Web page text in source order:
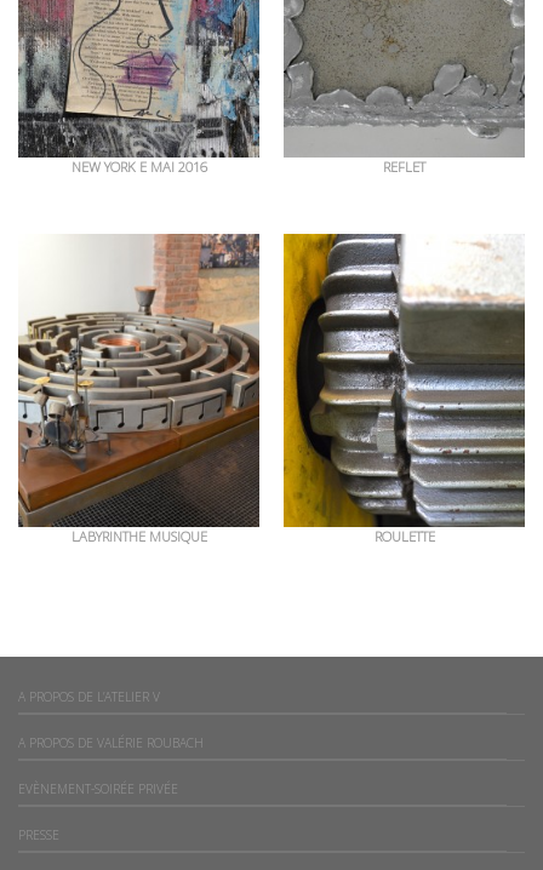
NEW YORK E MAI 2016 REFLET
LABYRINTHE MUSIQUE ROULETTE
A PROPOS DE L’ATELIER V
A PROPOS DE VALÉRIE ROUBACH
EVÈNEMENT-SOIRÉE PRIVÉE
PRESSE